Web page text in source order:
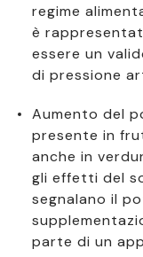
regime
è
essere un
di pressione
Aumento del
presente in
anche in
gli effetti del
segnalano il
parte di un